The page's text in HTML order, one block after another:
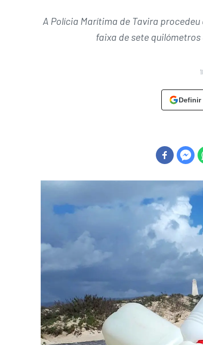
A Polícia Marítima de Tavira
faixa de sete
Definir